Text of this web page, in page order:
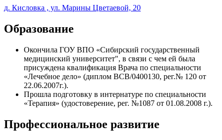
д. Кисловка , ул. Марины Цветаевой, 20
Образование
Окончила ГОУ ВПО «Сибирский государственный
медицинский университет", в связи с чем ей была
присуждена квалификация Врача по специальности
«Лечебное дело» (диплом ВСВ/0400130, рег.№ 120 от
22.06.2007г.).
Прошла подготовку в интернатуре по специальности
«Терапия» (удостоверение, рег. №1087 от 01.08.2008 г.).
Профессиональное развитие